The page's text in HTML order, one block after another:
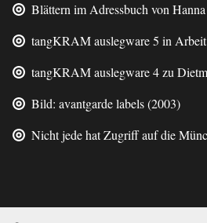
Blättern im Adressbuch von
tangKRAM auslegware 5 in Arbeit
tangKRAM auslegware 4 zu
Bild: avantgarde labels (2003)
Nicht jede hat Zugriff auf die